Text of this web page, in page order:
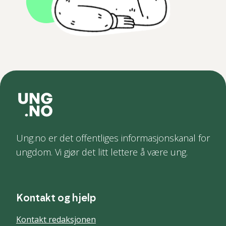
Ung.no er det offentliges informasjonskanal for
ungdom. Vi gjør det litt lettere å være ung.
Kontakt og hjelp
Kontakt redaksjonen